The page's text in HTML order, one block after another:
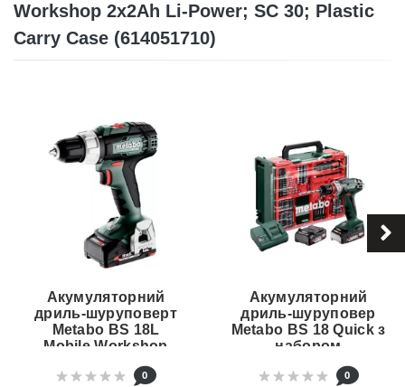
Workshop 2x2Ah Li-Power; SC 30; Plastic
Carry Case (614051710)
Акумуляторний
дриль-шуруповерт
Metabo BS 18L
Mobile Workshop
2x2Ah Li-Power; SC
30; Plastic Carry Case
0
Акумуляторний
дриль-шуруповер
Metabo BS 18 Quick з
набором
інструментів
(602217710)
0